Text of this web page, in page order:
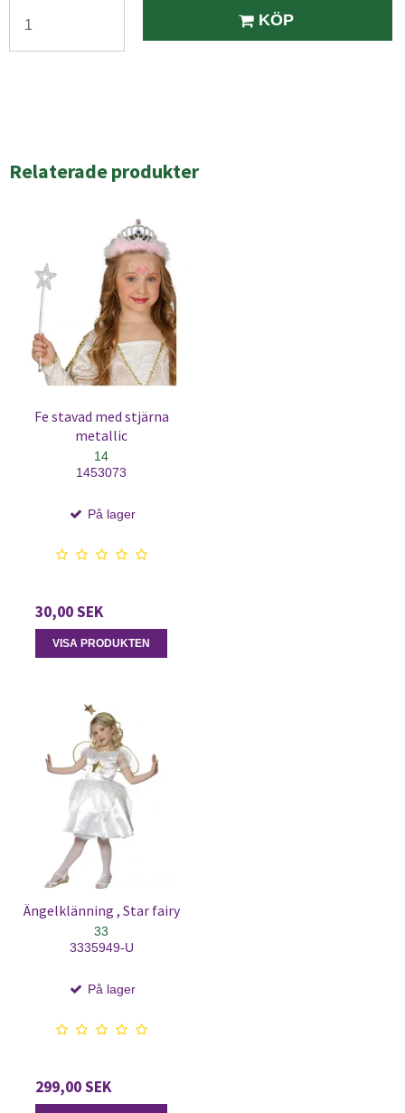
KÖP
Relaterade produkter
Fe stavad med stjärna
metallic
14
1453073
På lager
30,00 SEK
VISA PRODUKTEN
Ängelklänning , Star fairy
33
3335949-U
På lager
299,00 SEK